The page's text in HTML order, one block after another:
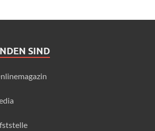
SIND